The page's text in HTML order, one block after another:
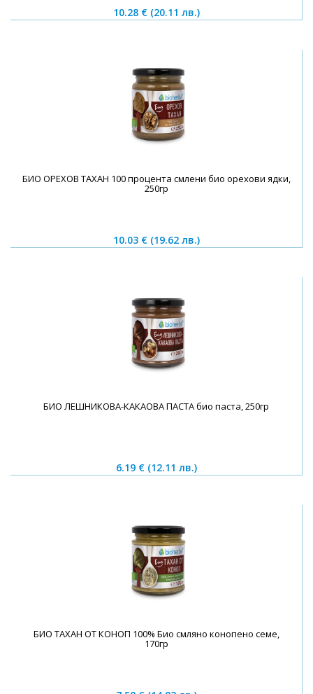
10.28 € (20.11 лв.)
БИО ОРЕХОВ ТАХАН 100 процента смлени био орехови ядки,
250гр
10.03 € (19.62 лв.)
БИО ЛЕШНИКОВА-КАКАОВА ПАСТА био паста, 250гр
6.19 € (12.11 лв.)
БИО ТАХАН ОТ КОНОП 100% Био смляно конопено семе,
170гр